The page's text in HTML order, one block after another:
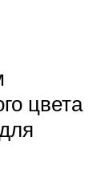
цвета